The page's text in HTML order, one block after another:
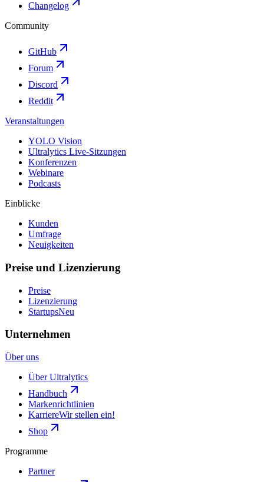
Changelog
Community
GitHub
Forum
Discord
Reddit
Veranstaltungen
YOLO Vision
Ultralytics Live-Sitzungen
Konferenzen
Webinare
Podcasts
Einblicke
Kunden
Umfrage
Neuigkeiten
Preise und Lizenzierung
Preise
Lizenzierung
StartupsNeu
Unternehmen
Über uns
Über Ultralytics
Handbuch
Markenrichtlinien
KarriereWir stellen ein!
Shop
Programme
Partner